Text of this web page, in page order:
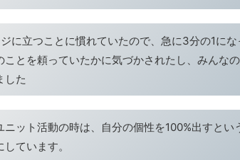
に立つことに慣れていたので、急に3分の1に
ことを頼っていたかに気づかされたし、みんな
した
ニット活動の時は、自分の個性を100%出すとい
ています。